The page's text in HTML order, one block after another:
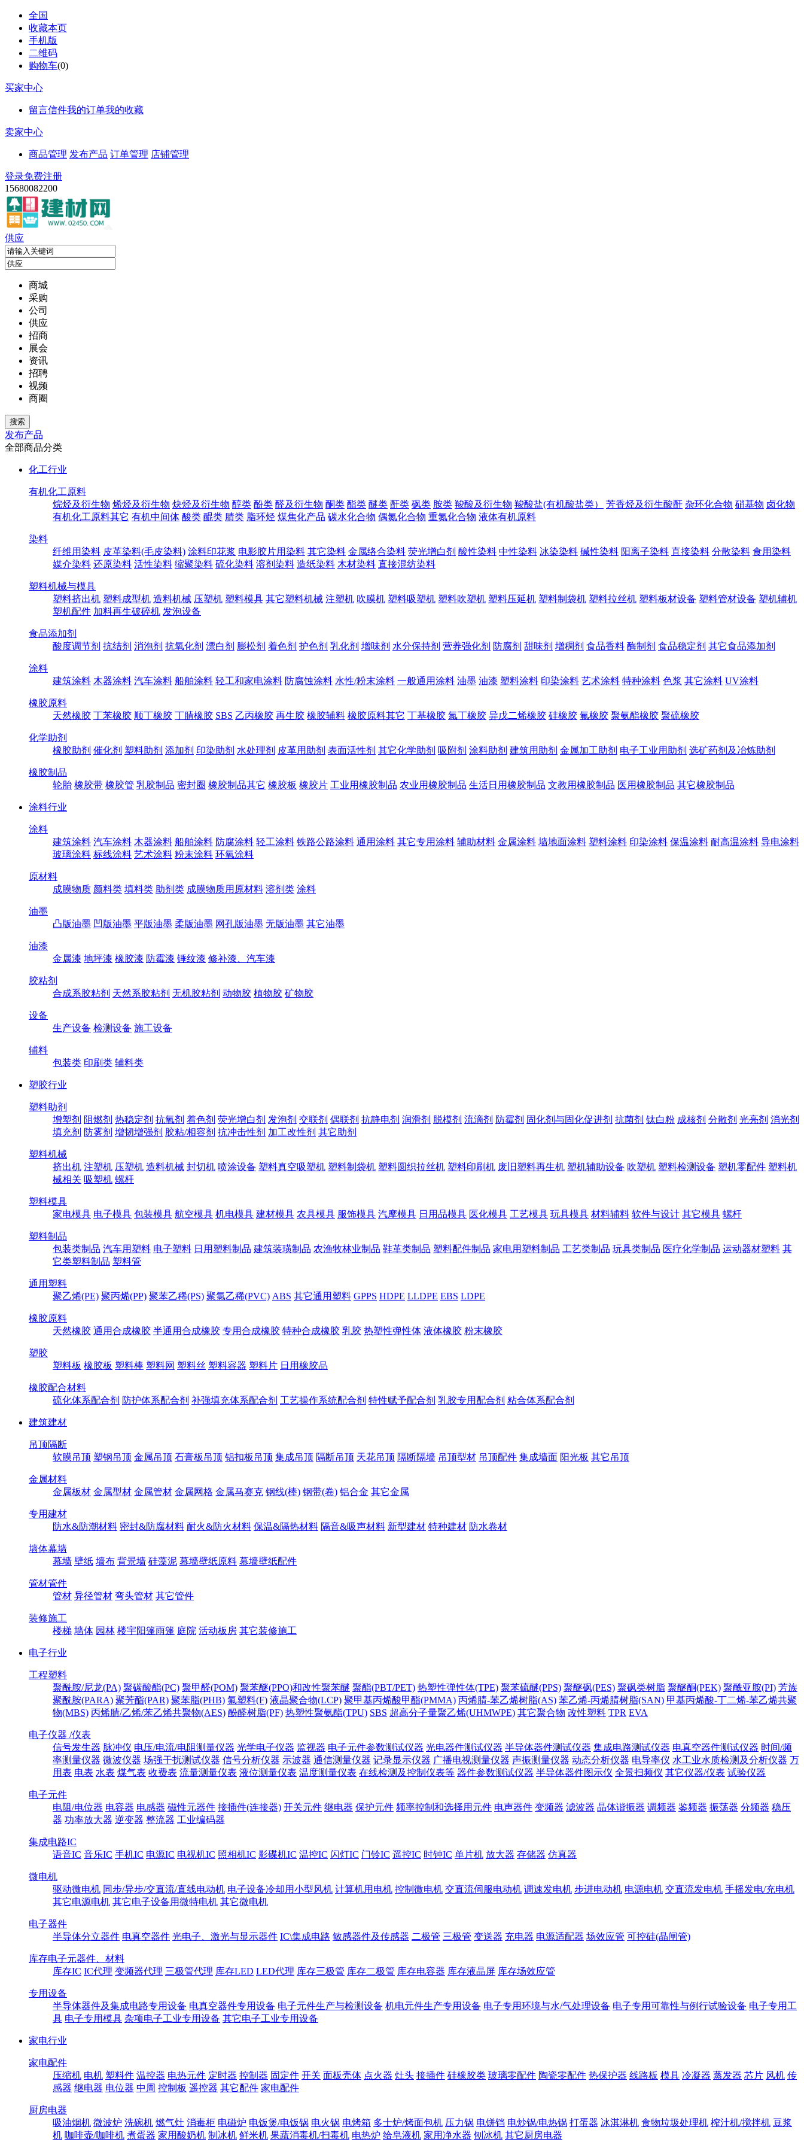
全国
收藏本页
手机版
二维码
购物车(0)
买家中心
留言信件我的订单我的收藏
卖家中心
商品管理 发布产品 订单管理 店铺管理
登录免费注册
15680082200
供应
商城
采购
公司
供应
招商
展会
资讯
招聘
视频
商圈
发布产品
全部商品分类
化工行业
有机化工原料
烷烃及衍生物 烯烃及衍生物 炔烃及衍生物 醇类 酚类 醛及衍生物 酮类 酯类 醚类 酐类 砜类 胺类 羧酸及衍生物 羧酸盐(有机酸盐类） 芳香烃及衍生酸酐 杂环化合物 硝基物 卤化物
有机化工原料其它 有机中间体 酸类 醌类 腈类 脂环烃 煤焦化产品 碳水化合物 偶氮化合物 重氮化合物 液体有机原料
染料
纤维用染料 皮革染料(毛皮染料) 涂料印花浆 电影胶片用染料 其它染料 金属络合染料 荧光增白剂 酸性染料 中性染料 冰染染料 碱性染料 阳离子染料 直接染料 分散染料 食用染料
媒介染料 还原染料 活性染料 缩聚染料 硫化染料 溶剂染料 造纸染料 木材染料 直接混纺染料
塑料机械与模具
塑料挤出机 塑料成型机 造料机械 压塑机 塑料模具 其它塑料机械 注塑机 吹膜机 塑料吸塑机 塑料吹塑机 塑料压延机 塑料制袋机 塑料拉丝机 塑料板材设备 塑料管材设备 塑机辅机
塑机配件 加料再生破碎机 发泡设备
食品添加剂
酸度调节剂 抗结剂 消泡剂 抗氧化剂 漂白剂 膨松剂 着色剂 护色剂 乳化剂 增味剂 水分保持剂 营养强化剂 防腐剂 甜味剂 增稠剂 食品香料 酶制剂 食品稳定剂 其它食品添加剂
涂料
建筑涂料 木器涂料 汽车涂料 船舶涂料 轻工和家电涂料 防腐蚀涂料 水性/粉末涂料 一般通用涂料 油墨 油漆 塑料涂料 印染涂料 艺术涂料 特种涂料 色浆 其它涂料 UV涂料
橡胶原料
天然橡胶 丁苯橡胶 顺丁橡胶 丁腈橡胶 SBS 乙丙橡胶 再生胶 橡胶辅料 橡胶原料其它 丁基橡胶 氯丁橡胶 异戊二烯橡胶 硅橡胶 氟橡胶 聚氨酯橡胶 聚硫橡胶
化学助剂
橡胶助剂 催化剂 塑料助剂 添加剂 印染助剂 水处理剂 皮革用助剂 表面活性剂 其它化学助剂 吸附剂 涂料助剂 建筑用助剂 金属加工助剂 电子工业用助剂 选矿药剂及冶炼助剂
橡胶制品
轮胎 橡胶带 橡胶管 乳胶制品 密封圈 橡胶制品其它 橡胶板 橡胶片 工业用橡胶制品 农业用橡胶制品 生活日用橡胶制品 文教用橡胶制品 医用橡胶制品 其它橡胶制品
涂料行业
涂料
建筑涂料 汽车涂料 木器涂料 船舶涂料 防腐涂料 轻工涂料 铁路公路涂料 通用涂料 其它专用涂料 辅助材料 金属涂料 墙地面涂料 塑料涂料 印染涂料 保温涂料 耐高温涂料 导电涂料
玻璃涂料 标线涂料 艺术涂料 粉末涂料 环氧涂料
原材料
成膜物质 颜料类 填料类 助剂类 成膜物质用原材料 溶剂类 涂料
油墨
凸版油墨 凹版油墨 平版油墨 柔版油墨 网孔版油墨 无版油墨 其它油墨
油漆
金属漆 地坪漆 橡胶漆 防霉漆 锤纹漆 修补漆、汽车漆
胶粘剂
合成系胶粘剂 天然系胶粘剂 无机胶粘剂 动物胶 植物胶 矿物胶
设备
生产设备 检测设备 施工设备
辅料
包装类 印刷类 辅料类
塑胶行业
塑料助剂
增塑剂 阻燃剂 热稳定剂 抗氧剂 着色剂 荧光增白剂 发泡剂 交联剂 偶联剂 抗静电剂 润滑剂 脱模剂 流滴剂 防霉剂 固化剂与固化促进剂 抗菌剂 钛白粉 成核剂 分散剂 光亮剂 消光剂
填充剂 防雾剂 增韧增强剂 胶粘/相容剂 抗冲击性剂 加工改性剂 其它助剂
塑料机械
挤出机 注塑机 压塑机 造料机械 封切机 喷涂设备 塑料真空吸塑机 塑料制袋机 塑料圆织拉丝机 塑料印刷机 废旧塑料再生机 塑机辅助设备 吹塑机 塑料检测设备 塑机零配件 塑料机
械相关 吸塑机 螺杆
塑料模具
家电模具 电子模具 包装模具 航空模具 机电模具 建材模具 农具模具 服饰模具 汽摩模具 日用品模具 医化模具 工艺模具 玩具模具 材料辅料 软件与设计 其它模具 螺杆
塑料制品
包装类制品 汽车用塑料 电子塑料 日用塑料制品 建筑装璜制品 农渔牧林业制品 鞋革类制品 塑料配件制品 家电用塑料制品 工艺类制品 玩具类制品 医疗化学制品 运动器材塑料 其
它类塑料制品 塑料管
通用塑料
聚乙烯(PE) 聚丙烯(PP) 聚苯乙稀(PS) 聚氯乙稀(PVC) ABS 其它通用塑料 GPPS HDPE LLDPE EBS LDPE
橡胶原料
天然橡胶 通用合成橡胶 半通用合成橡胶 专用合成橡胶 特种合成橡胶 乳胶 热塑性弹性体 液体橡胶 粉末橡胶
塑胶
塑料板 橡胶板 塑料棒 塑料网 塑料丝 塑料容器 塑料片 日用橡胶品
橡胶配合材料
硫化体系配合剂 防护体系配合剂 补强填充体系配合剂 工艺操作系统配合剂 特性赋予配合剂 乳胶专用配合剂 粘合体系配合剂
建筑建材
吊顶隔断
软膜吊顶 塑钢吊顶 金属吊顶 石膏板吊顶 铝扣板吊顶 集成吊顶 隔断吊顶 天花吊顶 隔断隔墙 吊顶型材 吊顶配件 集成墙面 阳光板 其它吊顶
金属材料
金属板材 金属型材 金属管材 金属网格 金属马赛克 钢线(棒) 钢带(卷) 铝合金 其它金属
专用建材
防水&防潮材料 密封&防腐材料 耐火&防火材料 保温&隔热材料 隔音&吸声材料 新型建材 特种建材 防水卷材
墙体幕墙
幕墙 壁纸 墙布 背景墙 硅藻泥 幕墙壁纸原料 幕墙壁纸配件
管材管件
管材 异径管材 弯头管材 其它管件
装修施工
楼梯 墙体 园林 楼宇阳篷雨篷 庭院 活动板房 其它装修施工
电子行业
工程塑料
聚酰胺/尼龙(PA) 聚碳酸酯(PC) 聚甲醛(POM) 聚苯醚(PPO)和改性聚苯醚 聚酯(PBT/PET) 热塑性弹性体(TPE) 聚苯硫醚(PPS) 聚醚砜(PES) 聚砜类树脂 聚醚酮(PEK) 聚酰亚胺(PI) 芳族
聚酰胺(PARA) 聚芳酯(PAR) 聚苯脂(PHB) 氟塑料(F) 液晶聚合物(LCP) 聚甲基丙烯酸甲酯(PMMA) 丙烯腈-苯乙烯树脂(AS) 苯乙烯-丙烯腈树脂(SAN) 甲基丙烯酸-丁二烯-苯乙烯共聚
物(MBS) 丙烯腈/乙烯/苯乙烯共聚物(AES) 酚醛树脂(PF) 热塑性聚氨酯(TPU) SBS 超高分子量聚乙烯(UHMWPE) 其它聚合物 改性塑料 TPR EVA
电子仪器 /仪表
信号发生器 脉冲仪 电压/电流/电阻测量仪器 光学电子仪器 监视器 电子元件参数测试仪器 光电器件测试仪器 半导体器件测试仪器 集成电路测试仪器 电真空器件测试仪器 时间/频
率测量仪器 微波仪器 场强干扰测试仪器 信号分析仪器 示波器 通信测量仪器 记录显示仪器 广播电视测量仪器 声振测量仪器 动态分析仪器 电导率仪 水工业水质检测及分析仪器 万
用表 电表 水表 煤气表 收费表 流量测量仪表 液位测量仪表 温度测量仪表 在线检测及控制仪表等 器件参数测试仪器 半导体器件图示仪 全景扫频仪 其它仪器/仪表 试验仪器
电子元件
电阻/电位器 电容器 电感器 磁性元器件 接插件(连接器) 开关元件 继电器 保护元件 频率控制和选择用元件 电声器件 变频器 滤波器 晶体谐振器 调频器 鉴频器 振荡器 分频器 稳压
器 功率放大器 逆变器 整流器 工业编码器
集成电路IC
语音IC 音乐IC 手机IC 电源IC 电视机IC 照相机IC 影碟机IC 温控IC 闪灯IC 门铃IC 遥控IC 时钟IC 单片机 放大器 存储器 仿真器
微电机
驱动微电机 同步/异步/交直流/直线电动机 电子设备冷却用小型风机 计算机用电机 控制微电机 交直流伺服电动机 调速发电机 步进电动机 电源电机 交直流发电机 手摇发电/充电机
其它电源电机 其它电子设备用微特电机 其它微电机
电子器件
半导体分立器件 电真空器件 光电子、激光与显示器件 IC\集成电路 敏感器件及传感器 二极管 三极管 变送器 充电器 电源适配器 场效应管 可控硅(晶闸管)
库存电子元器件、材料
库存IC IC代理 变频器代理 三极管代理 库存LED LED代理 库存三极管 库存二极管 库存电容器 库存液晶屏 库存场效应管
专用设备
半导体器件及集成电路专用设备 电真空器件专用设备 电子元件生产与检测设备 机电元件生产专用设备 电子专用环境与水/气处理设备 电子专用可靠性与例行试验设备 电子专用工
具 电子专用模具 杂项电子工业专用设备 其它电子工业专用设备
家电行业
家电配件
压缩机 电机 塑料件 温控器 电热元件 定时器 控制器 固定件 开关 面板壳体 点火器 灶头 接插件 硅橡胶类 玻璃零配件 陶瓷零配件 热保护器 线路板 模具 冷凝器 蒸发器 芯片 风机 传
感器 继电器 电位器 中周 控制板 遥控器 其它配件 家电配件
厨房电器
吸油烟机 微波炉 洗碗机 燃气灶 消毒柜 电磁炉 电饭煲/电饭锅 电火锅 电烤箱 多士炉/烤面包机 压力锅 电饼铛 电炒锅/电热锅 打蛋器 冰淇淋机 食物垃圾处理机 榨汁机/搅拌机 豆浆
机 咖啡壶/咖啡机 煮蛋器 家用酸奶机 制冰机 鲜米机 果蔬消毒机/扫毒机 电热炉 给皂液机 家用净水器 刨冰机 其它厨房电器